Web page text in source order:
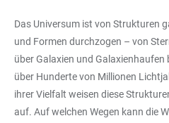
Das Universum ist von Strukturen
und Formen durchzogen – von
über Galaxien und Galaxienhaufen
über Hunderte von Millionen
ihrer Vielfalt weisen diese
auf. Auf welchen Wegen kann die